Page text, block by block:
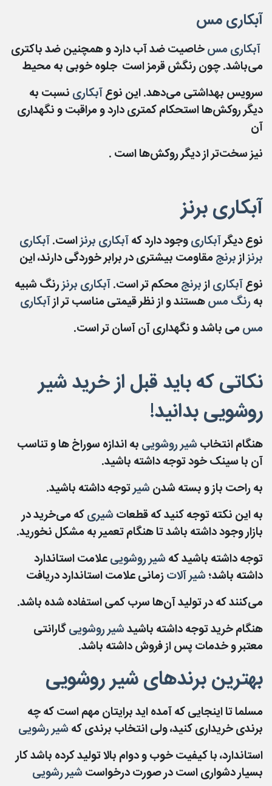
آبکاری مس
آبکاری مسخاصیت ضد آب دارد و همچنین ضد باکتری
می‌باشد. چون رنگش قرمز است جلوه خوبی به محیط
سرویس بهداشتی می‌دهد. این نوعآبکاری نسبت به
دیگر روکش‌ها استحکام کمتری دارد و مراقبت و نگهداری
آن
نیز سخت‌تر از دیگر روکش‌ها است .
آبکاری برنز
نوع دیگرآبکاریوجود دارد کهآبکاری برنزاست.آبکاری
برنزازبرنجمقاومت بیشتری در برابر خوردگی دارند، این
نوعآبکاریازبرنجمحکم تر است.آبکاری برنزرنگ شبیه
بهرنگ مسهستند و از نظر قیمتی مناسب تر ازآبکاری
مسمی باشد و نگهداری آن آسان تر است.
نکاتی که باید قبل از خرید شیر
روشویی بدانید!
هنگام انتخابشیر روشویی به اندازه سوراخ‌ ها و تناسب
آن با سینک خود توجه داشته‌ باشید.
به راحت باز و بسته شدنشیرتوجه داشته باشید.
به این‌ نکته توجه کنید که قطعاتشیریکه می‌خرید در
بازار وجود داشته باشد تا هنگام تعمیر به مشکل نخورید.
توجه داشته باشید کهشیر روشوییعلامت استاندارد
داشته‌ باشد؛شیر آلاتزمانی علامت استاندارد دریافت
می‌کنند که در تولید آن‌ها سرب کمی استفاده شده‌ باشد.
هنگام خرید توجه داشته باشیدشیر روشوییگارانتی
معتبر و خدمات پس از فروش داشته‌ باشد.
بهترین برندهای شیر روشویی
مسلما تا اینجایی که آمده اید برایتان مهم است که چه
برندی خریداری کنید، ولی انتخاب برندی کهشیر رشویی
استاندارد، با کیفیت خوب و دوام بالا تولید کرده باشد کار
بسیار دشواری است در صورت درخواستشیر رشویی